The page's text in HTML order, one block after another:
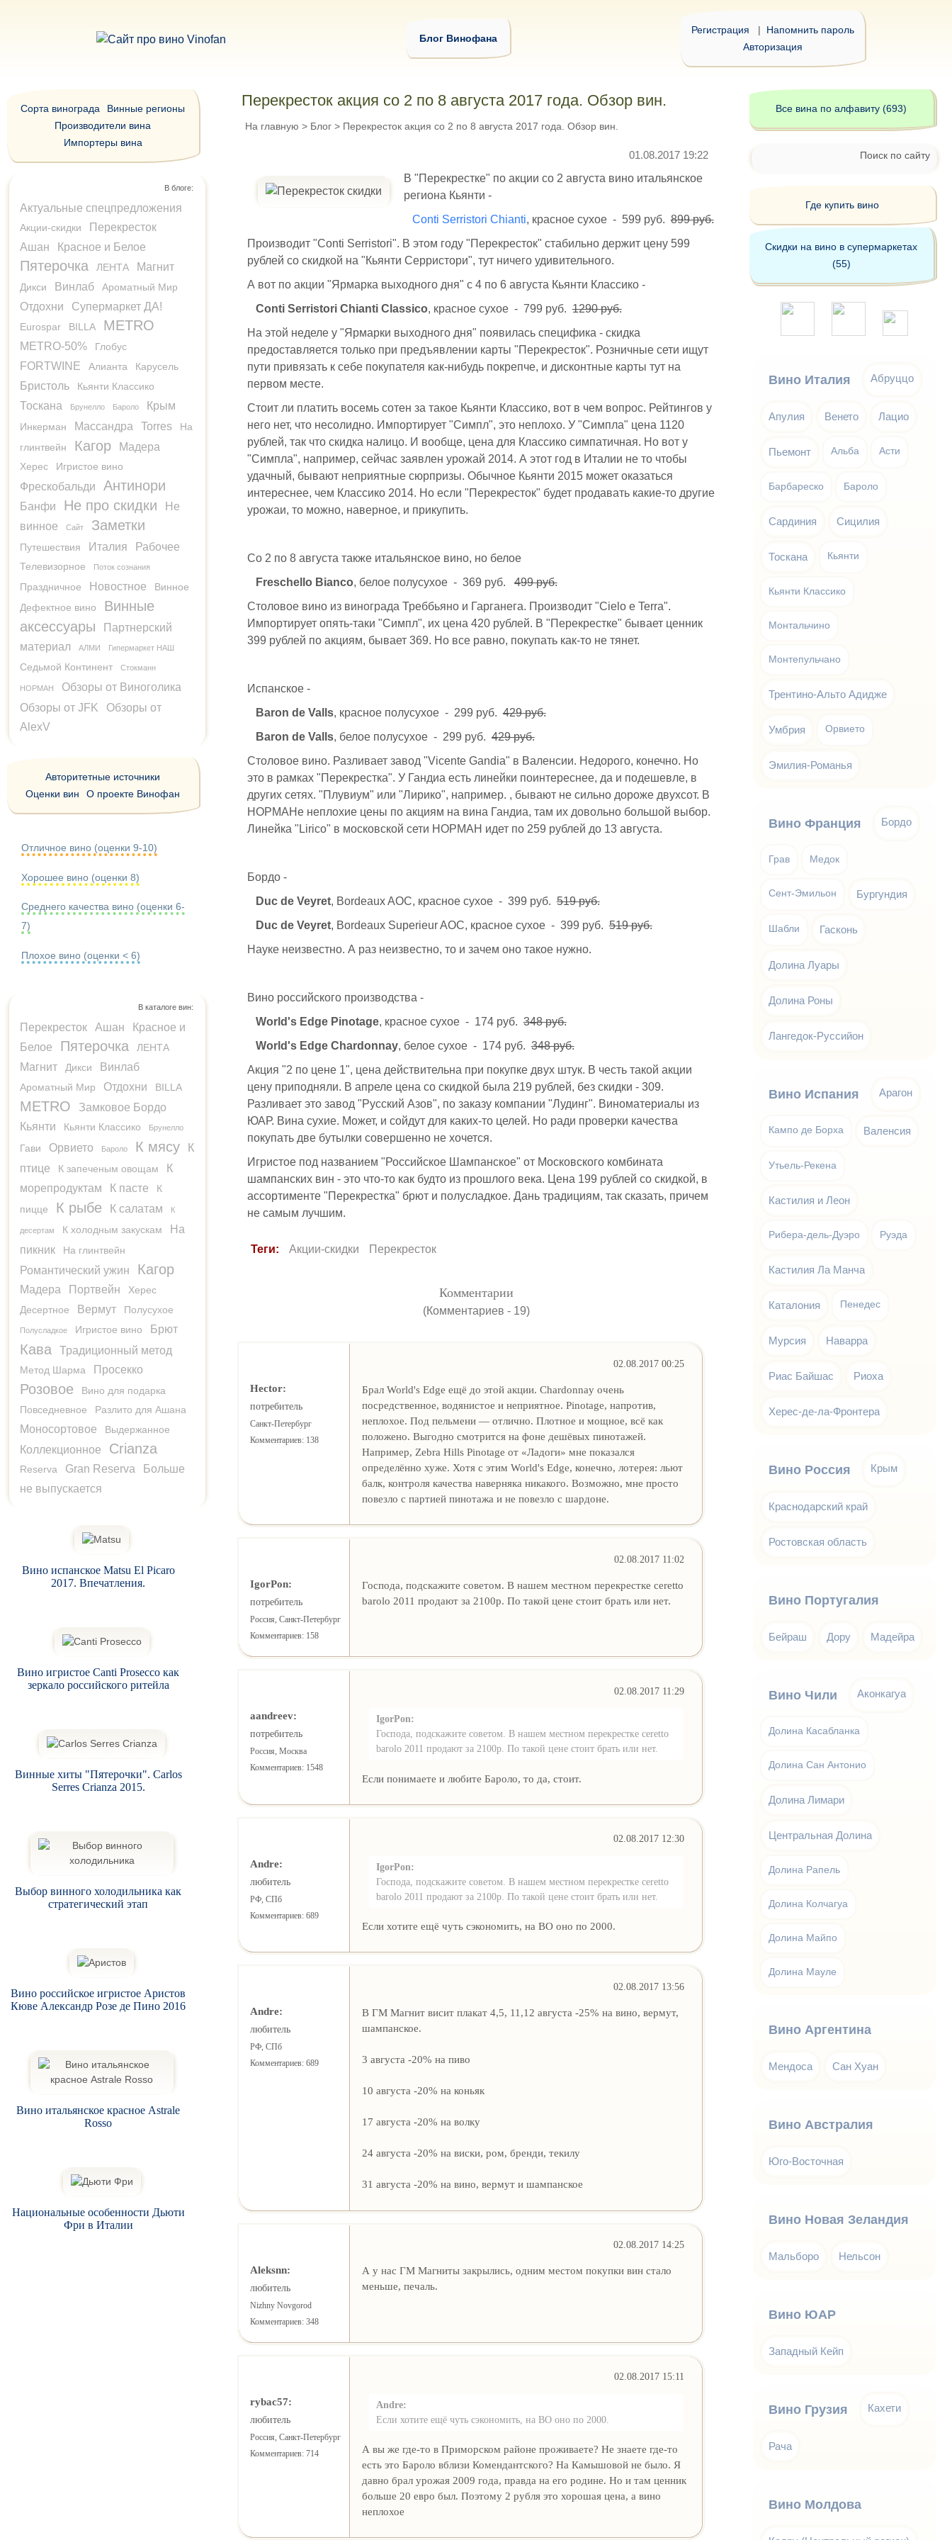
Блог Винофана
Регистрация | Напомнить пароль
Авторизация
Перекресток акция со 2 по 8 августа 2017 года. Обзор вин.
На главную > Блог >Перекресток акция со 2 по 8 августа 2017 года. Обзор вин.
01.08.2017 19:22
В "Перекрестке" по акции со 2 августа вино итальянское
региона Кьянти -
Conti Serristori Chianti, красное сухое - 599 руб.899 руб.
Производит "Conti Serristori". В этом году "Перекресток" стабильно держит цену 599
рублей со скидкой на "Кьянти Серристори", тут ничего удивительного.
А вот по акции "Ярмарка выходного дня" с 4 по 6 августа Кьянти Классико -
Conti Serristori Chianti Classico, красное сухое - 799 руб.1290 руб.
На этой неделе у "Ярмарки выходного дня" появилась специфика - скидка
предоставляется только при предъявлении карты "Перекресток". Розничные сети ищут
пути привязать к себе покупателя как-нибудь покрепче, и дисконтные карты тут на
первом месте.
Стоит ли платить восемь сотен за такое Кьянти Классико, вот в чем вопрос. Рейтингов у
него нет, что несолидно. Импортирует "Симпл", это неплохо. У "Симпла" цена 1120
рублей, так что скидка налицо. И вообще, цена для Классико симпатичная. Но вот у
"Симпла", например, сейчас заявлен урожай 2014. А этот год в Италии не то чтобы
удачный, бывают неприятные сюрпризы. Обычное Кьянти 2015 может оказаться
интереснее, чем Классико 2014. Но если "Перекресток" будет продавать какие-то другие
урожаи, то можно, наверное, и прикупить.
Со 2 по 8 августа также итальянское вино, но белое
Freschello Bianco, белое полусухое - 369 руб.499 руб.
Столовое вино из винограда Треббьяно и Гарганега. Производит "Cielo e Terra".
Импортирует опять-таки "Симпл", их цена 420 рублей. В "Перекрестке" бывает ценник
399 рублей по акциям, бывает 369. Но все равно, покупать как-то не тянет.
Испанское -
Baron de Valls, красное полусухое - 299 руб.429 руб.
Baron de Valls, белое полусухое - 299 руб.429 руб.
Столовое вино. Разливает завод "Vicente Gandia" в Валенсии. Недорого, конечно. Но
это в рамках "Перекрестка". У Гандиа есть линейки поинтереснее, да и подешевле, в
других сетях. "Плувиум" или "Лирико", например. , бывают не сильно дороже двухсот. В
НОРМАНе неплохие цены по акциям на вина Гандиа, там их довольно большой выбор.
Линейка "Lirico" в московской сети НОРМАН идет по 259 рублей до 13 августа.
Бордо -
Duc de Veyret, Bordeaux AOC, красное сухое - 399 руб.519 руб.
Duc de Veyret, Bordeaux Superieur AOC, красное сухое - 399 руб.519 руб.
Науке неизвестно. А раз неизвестно, то и зачем оно такое нужно.
Вино российского производства -
World's Edge Pinotage, красное сухое - 174 руб.348 руб.
World's Edge Chardonnay, белое сухое - 174 руб.348 руб.
Акция "2 по цене 1", цена действительна при покупке двух штук. В честь такой акции
цену приподняли. В апреле цена со скидкой была 219 рублей, без скидки - 309.
Разливает это завод "Русский Азов", по заказу компании "Лудинг". Виноматериалы из
ЮАР. Вина сухие. Может, и сойдут для каких-то целей. Но ради проверки качества
покупать две бутылки совершенно не хочется.
Игристое под названием "Российское Шампанское" от Московского комбината
шампанских вин - это что-то как будто из прошлого века. Цена 199 рублей со скидкой, в
ассортименте "Перекрестка" брют и полусладкое. Дань традициям, так сказать, причем
не самым лучшим.
Теги: Акции-скидки Перекресток
Комментарии
(Комментариев - 19)
Hector:
потребитель
Санкт-Петербург
Комментариев: 138
02.08.2017 00:25
Брал World's Edge ещё до этой акции. Chardonnay очень
посредственное, водянистое и неприятное. Pinotage, напротив,
неплохое. Под пельмени — отлично. Плотное и мощное, всё как
положено. Выгодно смотрится на фоне дешёвых пинотажей.
Например, Zebra Hills Pinotage от «Ладоги» мне показался
определённо хуже. Хотя с этим World's Edge, конечно, лотерея: льют
балк, контроля качества наверняка никакого. Возможно, мне просто
повезло с партией пинотажа и не повезло с шардоне.
IgorPon:
потребитель
Россия, Санкт-Петербург
Комментариев: 158
02.08.2017 11:02
Господа, подскажите советом. В нашем местном перекрестке ceretto
barolo 2011 продают за 2100р. По такой цене стоит брать или нет.
aandreev:
потребитель
Россия, Москва
Комментариев: 1548
02.08.2017 11:29
IgorPon:
Господа, подскажите советом. В нашем местном перекрестке ceretto
barolo 2011 продают за 2100р. По такой цене стоит брать или нет.
Если понимаете и любите Бароло, то да, стоит.
Andre:
любитель
РФ, СПб
Комментариев: 689
02.08.2017 12:30
IgorPon:
Господа, подскажите советом. В нашем местном перекрестке ceretto
barolo 2011 продают за 2100р. По такой цене стоит брать или нет.
Если хотите ещё чуть сэкономить, на ВО оно по 2000.
Andre:
любитель
РФ, СПб
Комментариев: 689
02.08.2017 13:56
В ГМ Магнит висит плакат 4,5, 11,12 августа -25% на вино, вермут,
шампанское.
3 августа -20% на пиво
10 августа -20% на коньяк
17 августа -20% на волку
24 августа -20% на виски, ром, бренди, текилу
31 августа -20% на вино, вермут и шампанское
Aleksnn:
любитель
Nizhny Novgorod
Комментариев: 348
02.08.2017 14:25
А у нас ГМ Магниты закрылись, одним местом покупки вин стало
меньше, печаль.
rybac57:
любитель
Россия, Санкт-Петербург
Комментариев: 714
02.08.2017 15:11
Andre:
Если хотите ещё чуть сэкономить, на ВО оно по 2000.
А вы же где-то в Приморском районе проживаете? Не знаете где-то
есть это Бароло вблизи Комендантского? На Камышовой не было. Я
давно брал урожая 2009 года, правда на его родине. Но и там ценник
больше 20 евро был. Поэтому 2 рубля это хорошая цена, а вино
неплохое
Сорта винограда
Винные регионы
Производители вина
Импортеры вина
В блоге:
Актуальные спецпредложения
Акции-скидки
Перекресток
Ашан
Красное и Белое
Пятерочка ЛЕНТА Магнит
Дикси Винлаб Ароматный Мир
Отдохни Супермаркет ДА!
Eurospar BILLA METRO
METRO-50% Глобус
FORTWINE Алианта Карусель
Бристоль Кьянти Классико
Тоскана Брунелло Бароло Крым
Инкерман Массандра Torres
На
глинтвейн
Кагор Мадера
Херес Игристое вино
Фрескобальди Антинори
Банфи Не про скидки
Не
винное
Сайт Заметки
Путешествия Италия Рабочее
Телевизорное Поток сознания
Праздничное Новостное
Винное
Дефектное вино
Винные
аксессуары
Партнерский
материал
АЛМИ Гипермаркет НАШ
Седьмой Континент Стокманн
НОРМАН
Обзоры от Виноголика
Обзоры от JFK
Обзоры от
AlexV
Авторитетные источники
Оценки вин
О проекте Винофан
Отличное вино (оценки 9-10)
Хорошее вино (оценки 8)
Среднего качества вино (оценки 6-
7)
Плохое вино (оценки < 6)
В каталоге вин:
Перекресток Ашан
Красное и
Белое
Пятерочка ЛЕНТА
Магнит Дикси Винлаб
Ароматный Мир Отдохни BILLA
METRO
Замковое Бордо
Кьянти
Кьянти Классико Брунелло
Гави Орвието Бароло К мясу
К
птице
К запеченым овощам
К
морепродуктам
К пасте
К
пицце
К рыбе К салатам К
десертам К холодным закускам
На
пикник
На глинтвейн
Романтический ужин Кагор
Мадера Портвейн
Херес
Десертное
Вермут Полусухое
Полусладкое Игристое вино Брют
Кава Традиционный метод
Метод Шарма Просекко
Розовое
Вино для подарка
Повседневное
Разлито для Ашана
Моносортовое Выдержанное
Коллекционное Crianza
Reserva Gran Reserva
Больше
не выпускается
Вино испанское Matsu El Picaro
2017. Впечатления.
Вино игристое Canti Prosecco как
зеркало российского ритейла
Винные хиты "Пятерочки". Carlos
Serres Crianza 2015.
Выбор винного холодильника как
стратегический этап
Вино российское игристое Аристов
Кюве Александр Розе де Пино 2016
Вино итальянское красное Astrale
Rosso
Национальные особенности Дьюти
Фри в Италии
Все вина по алфавиту (693)
Поиск по сайту
Где купить вино
Скидки на вино в супермаркетах
(55)
Вино Италия Абруццо
Апулия Венето Лацио
Пьемонт Альба Асти
Барбареско Бароло
Сардиния Сицилия
Тоскана Кьянти
Кьянти Классико
Монтальчино
Монтепульчано
Трентино-Альто Адидже
Умбрия Орвието
Эмилия-Романья
Вино Франция Бордо
Грав Медок
Сент-Эмильон Бургундия
Шабли Гасконь
Долина Луары
Долина Роны
Лангедок-Руссийон
Вино Испания Арагон
Кампо де Борха Валенсия
Утьель-Рекена
Кастилия и Леон
Рибера-дель-Дуэро Руэда
Кастилия Ла Манча
Каталония Пенедес
Мурсия Наварра
Риас Байшас Риоха
Херес-де-ла-Фронтера
Вино Россия Крым
Краснодарский край
Ростовская область
Вино Португалия
Бейраш Дору Мадейра
Вино Чили Аконкагуа
Долина Касабланка
Долина Сан Антонио
Долина Лимари
Центральная Долина
Долина Рапель
Долина Колчагуа
Долина Майпо
Долина Мауле
Вино Аргентина
Мендоса Сан Хуан
Вино Австралия
Юго-Восточная
Вино Новая Зеландия
Мальборо Нельсон
Вино ЮАР
Западный Кейп
Вино Грузия Кахети
Рача
Вино Молдова